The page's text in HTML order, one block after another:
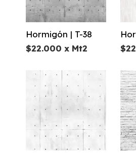
Hormigón | T-38
$22.000 x Mt2
$